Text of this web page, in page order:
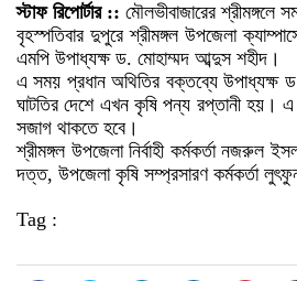
স্টাফ রিপোর্টার :: মৌলভীবাজারের শ্রীমঙ্গলে
বৃহস্পতিবার দুপুরে শ্রীমঙ্গল উপজেলা
এমপি উপাধ্যক্ষ ড. মোহাম্মদ আব্দুস শহীদ।
এ সময় প্রধান অথিতির বক্তব্যে উপাধ্যক্ষ ড.
ঘাটতির দেশে এখন কৃষি পন্য রপ্তানী হয়।
সজাগ থাকতে হবে।
শ্রীমঙ্গল উপজেলা নির্বাহী কর্মকর্তা নজরুল
দত্ত, উপজেলা কৃষি সম্প্রসারণ কর্মকর্তা লুৎফুন
Tag :